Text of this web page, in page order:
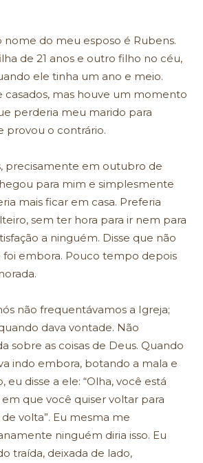
nome do meu esposo é Rubens.
de 21 anos e outro filho no céu,
ele tinha um ano e meio.
casados, mas houve um momento
perderia meu marido para
provou o contrário.
precisamente em outubro de
para mim e simplesmente
mais ficar em casa. Preferia
sem ter hora para ir nem para
a ninguém. Disse que não
foi embora. Pouco tempo depois
não frequentávamos a Igreja;
dava vontade. Não
sobre as coisas de Deus. Quando
indo embora, botando a mala e
eu disse a ele: “Olha, você está
que você quiser voltar para
volta”. Eu mesma me
ninguém diria isso. Eu
traída, deixada de lado,